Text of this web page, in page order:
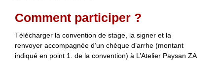
Comment participer ?
Télécharger la convention de stage, la signer et la
renvoyer accompagnée d’un chèque d’arrhe (montant
indiqué en point 1. de la convention) à L’Atelier Paysan ZA